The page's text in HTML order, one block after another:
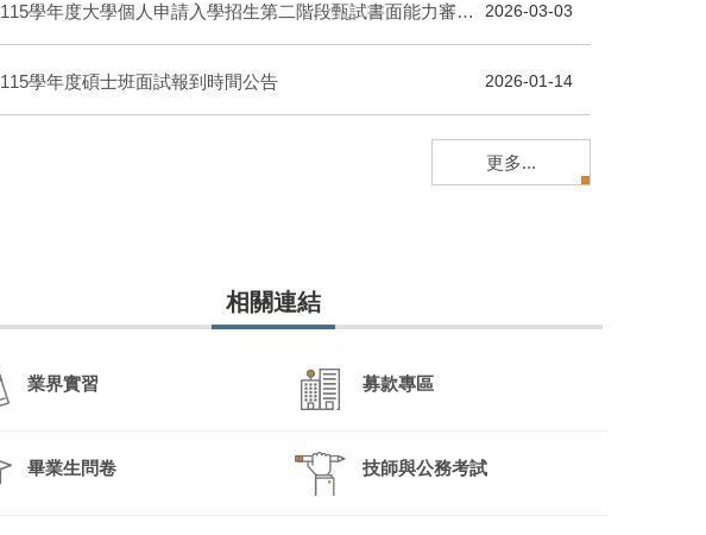
115學年度大學個人申請入學招生第二階段甄試書面能力審查重點項目及準備指引 2026-03-03
115學年度碩士班面試報到時間公告 2026-01-14
更多...
相關連結
業界實習 募款專區
畢業生問卷 技師與公務考試